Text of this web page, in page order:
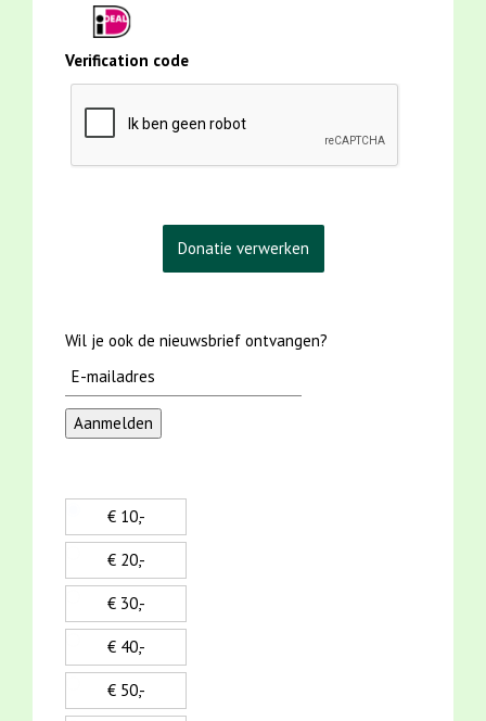
Verification code
Wil je ook de nieuwsbrief ontvangen?
€ 10,-
€ 20,-
€ 30,-
€ 40,-
€ 50,-